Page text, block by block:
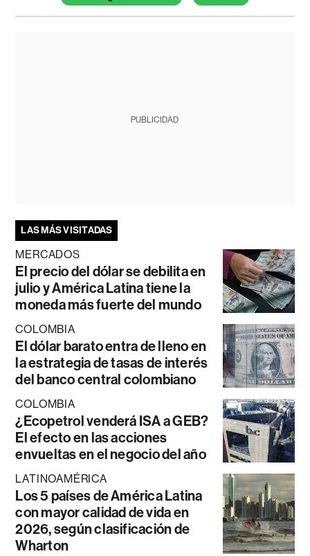
PUBLICIDAD
LAS MÁS VISITADAS
MERCADOS
El precio del dólar se debilita en
julio y América Latina tiene la
moneda más fuerte del mundo
COLOMBIA
El dólar barato entra de lleno en
la estrategia de tasas de interés
del banco central colombiano
COLOMBIA
¿Ecopetrol venderá ISA a GEB?
El efecto en las acciones
envueltas en el negocio del año
LATINOAMÉRICA
Los 5 países de América Latina
con mayor calidad de vida en
2026, según clasificación de
Wharton